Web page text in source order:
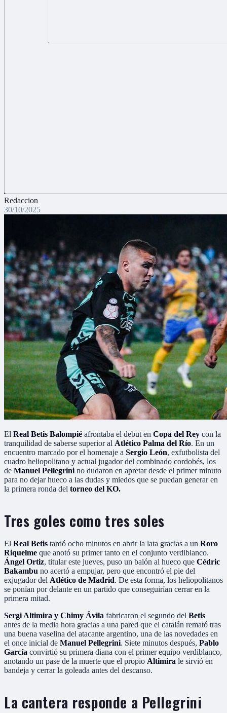
Redaccion
30/10/2025
El Real Betis Balompié afrontaba el debut en Copa del Rey con la
tranquilidad de saberse superior al Atlético Palma del Río. En un
encuentro marcado por el homenaje a Sergio León, exfutbolista del
cuadro heliopolitano y actual jugador del combinado cordobés, los
de Manuel Pellegrini no dudaron en apretar desde el primer minuto
para no dejar hueco a las dudas y miedos que se puedan generar en
la primera ronda del torneo del KO.
Tres goles como tres soles
El Real Betis tardó ocho minutos en abrir la lata gracias a un Roro
Riquelme que anotó su primer tanto en el conjunto verdiblanco.
Ángel Ortiz, titular este jueves, puso un balón al hueco que Cédric
Bakambu no acertó a empujar, pero que encontró el pie del
exjugador del Atlético de Madrid. De esta forma, los heliopolitanos
se ponían por delante en un partido que conseguirían cerrar en la
primera mitad.
Sergi Altimira y Chimy Ávila fabricaron el segundo del Betis
antes de la media hora gracias a una pared que el catalán remató tras
una buena vaselina del atacante argentino, una de las novedades en
el once inicial de Manuel Pellegrini. Siete minutos después, Pablo
García convirtió su primera diana con el primer equipo verdiblanco,
anotando un pase de la muerte que el propio Altimira le sirvió en
bandeja y cerrar la goleada antes del descanso.
La cantera responde a Pellegrini